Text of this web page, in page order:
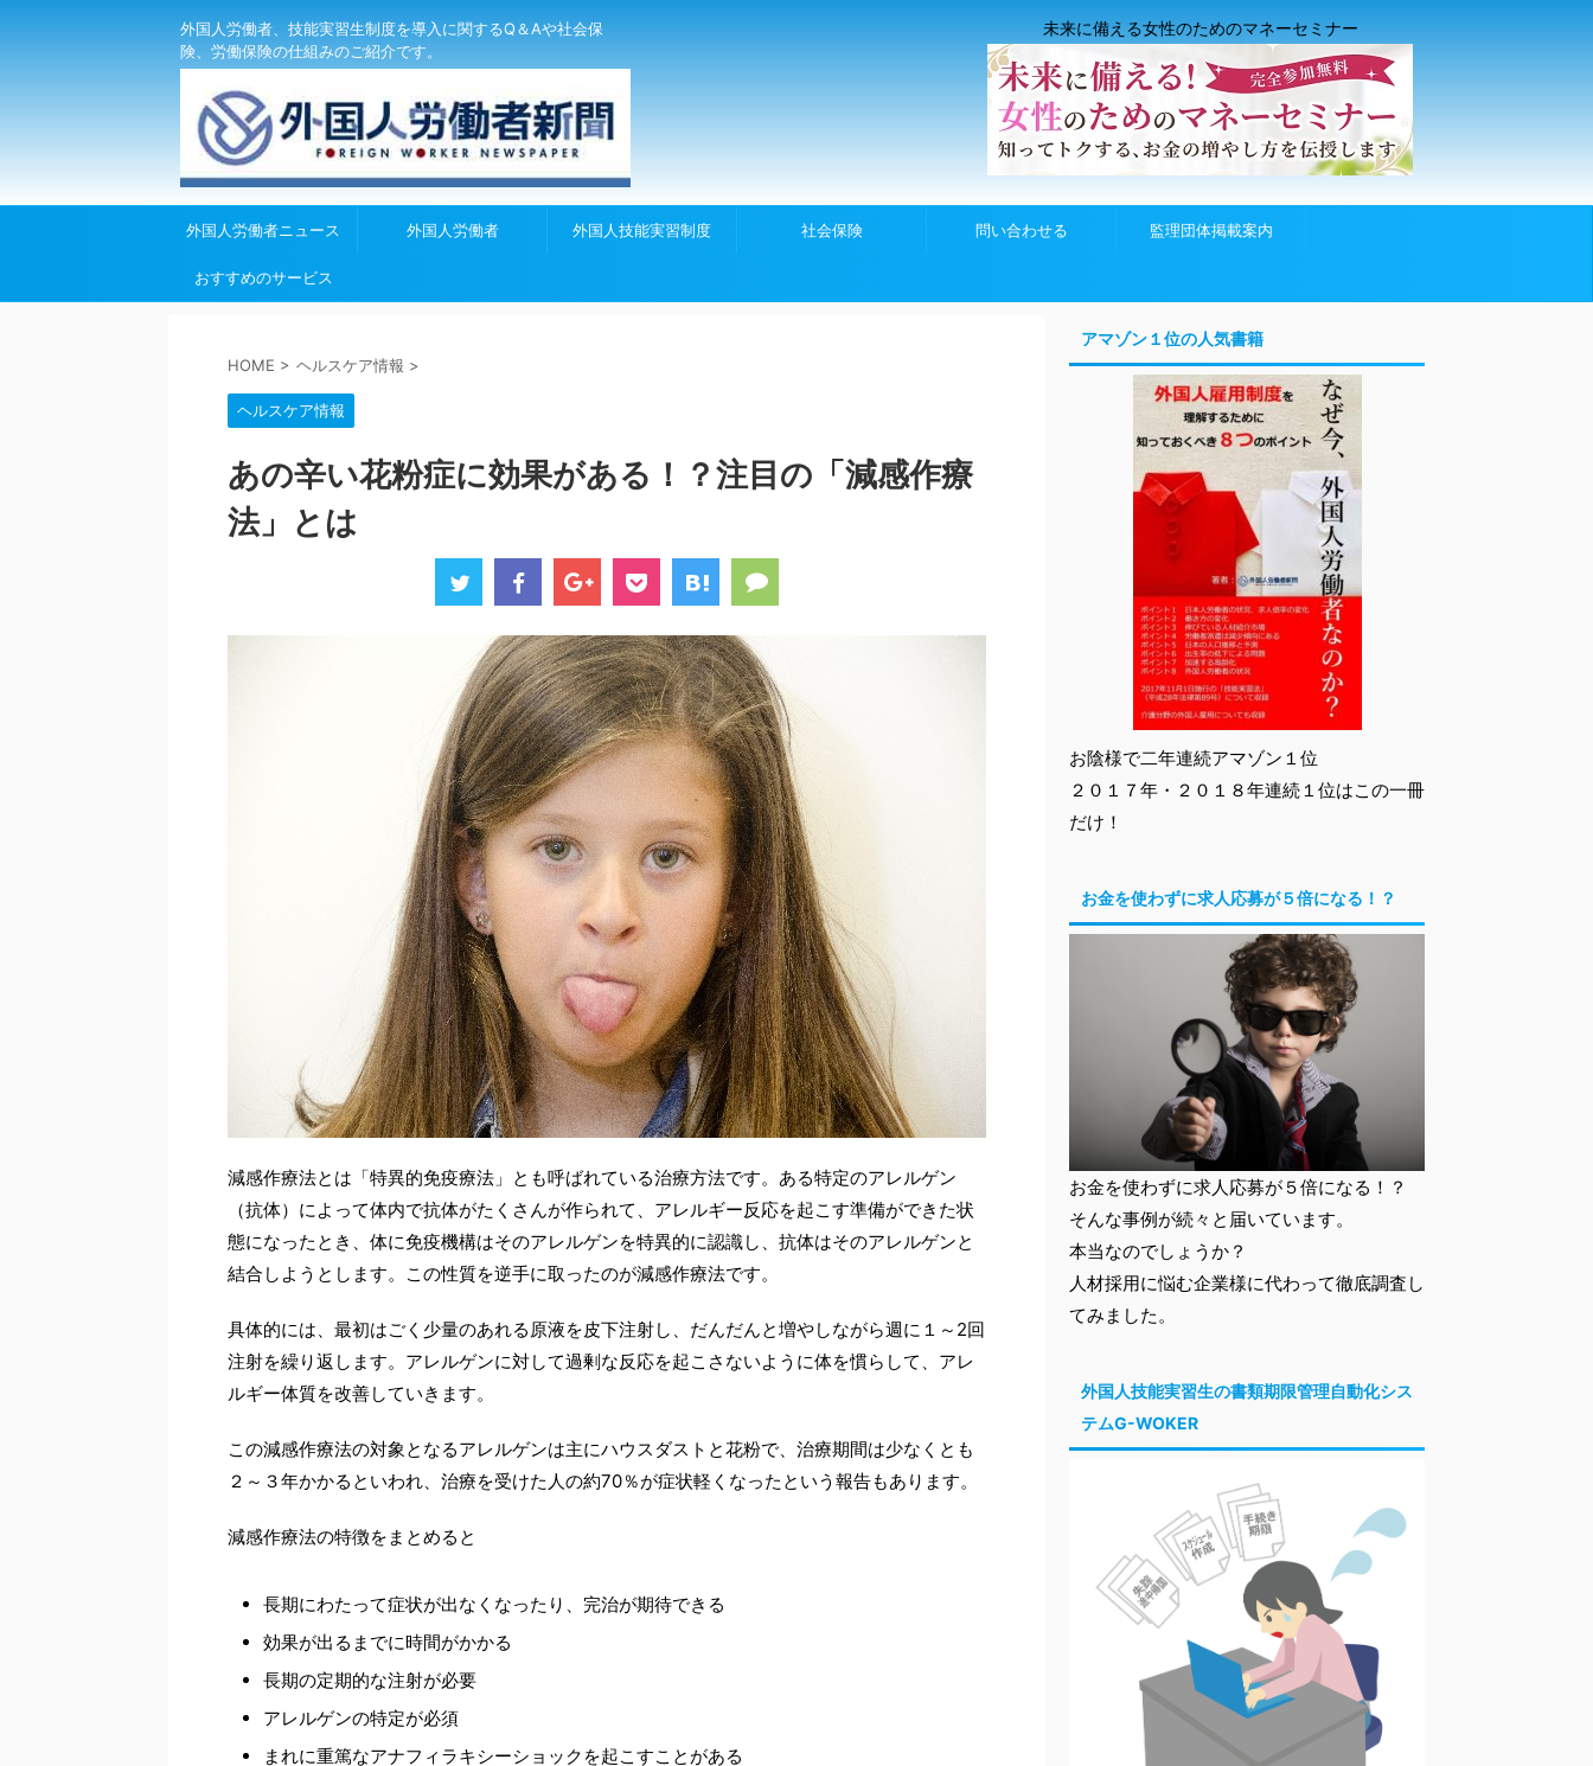
外国人労働者、技能実習生制度を導入に関するQ＆Aや社会保
険、労働保険の仕組みのご紹介です。
未来に備える女性のためのマネーセミナー
外国人労働者ニュース 外国人労働者 外国人技能実習制度 社会保険 問い合わせる 監理団体掲載案内
おすすめのサービス
HOME > ヘルスケア情報 >
ヘルスケア情報
あの辛い花粉症に効果がある！？注目の「減感作療
法」とは
減感作療法とは「特異的免疫療法」とも呼ばれている治療方法です。ある特定のアレルゲン
（抗体）によって体内で抗体がたくさんが作られて、アレルギー反応を起こす準備ができた状
態になったとき、体に免疫機構はそのアレルゲンを特異的に認識し、抗体はそのアレルゲンと
結合しようとします。この性質を逆手に取ったのが減感作療法です。
具体的には、最初はごく少量のあれる原液を皮下注射し、だんだんと増やしながら週に１～2回
注射を繰り返します。アレルゲンに対して過剰な反応を起こさないように体を慣らして、アレ
ルギー体質を改善していきます。
この減感作療法の対象となるアレルゲンは主にハウスダストと花粉で、治療期間は少なくとも
２～３年かかるといわれ、治療を受けた人の約70％が症状軽くなったという報告もあります。
減感作療法の特徴をまとめると
長期にわたって症状が出なくなったり、完治が期待できる
効果が出るまでに時間がかかる
長期の定期的な注射が必要
アレルゲンの特定が必須
まれに重篤なアナフィラキシーショックを起こすことがある
アマゾン１位の人気書籍
お陰様で二年連続アマゾン１位
２０１７年・２０１８年連続１位はこの一冊
だけ！
お金を使わずに求人応募が５倍になる！？
お金を使わずに求人応募が５倍になる！？
そんな事例が続々と届いています。
本当なのでしょうか？
人材採用に悩む企業様に代わって徹底調査し
てみました。
外国人技能実習生の書類期限管理自動化シス
テムG-WOKER